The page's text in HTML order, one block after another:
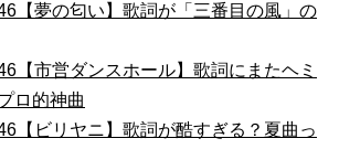
【夢の匂い】歌詞が「三番目の風」の
【市営ダンスホール】歌詞にまたヘミ
ロ的神曲
【ビリヤニ】歌詞が酷すぎる？夏曲っ